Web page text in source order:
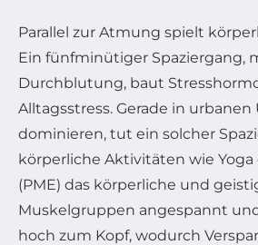
Parallel zur Atmung spielt
Ein fünfminütiger Spaziergang,
Durchblutung, baut
Alltagsstress. Gerade in
dominieren, tut ein solcher
körperliche Aktivitäten wie
(PME) das körperliche und
Muskelgruppen angespannt
hoch zum Kopf, wodurch